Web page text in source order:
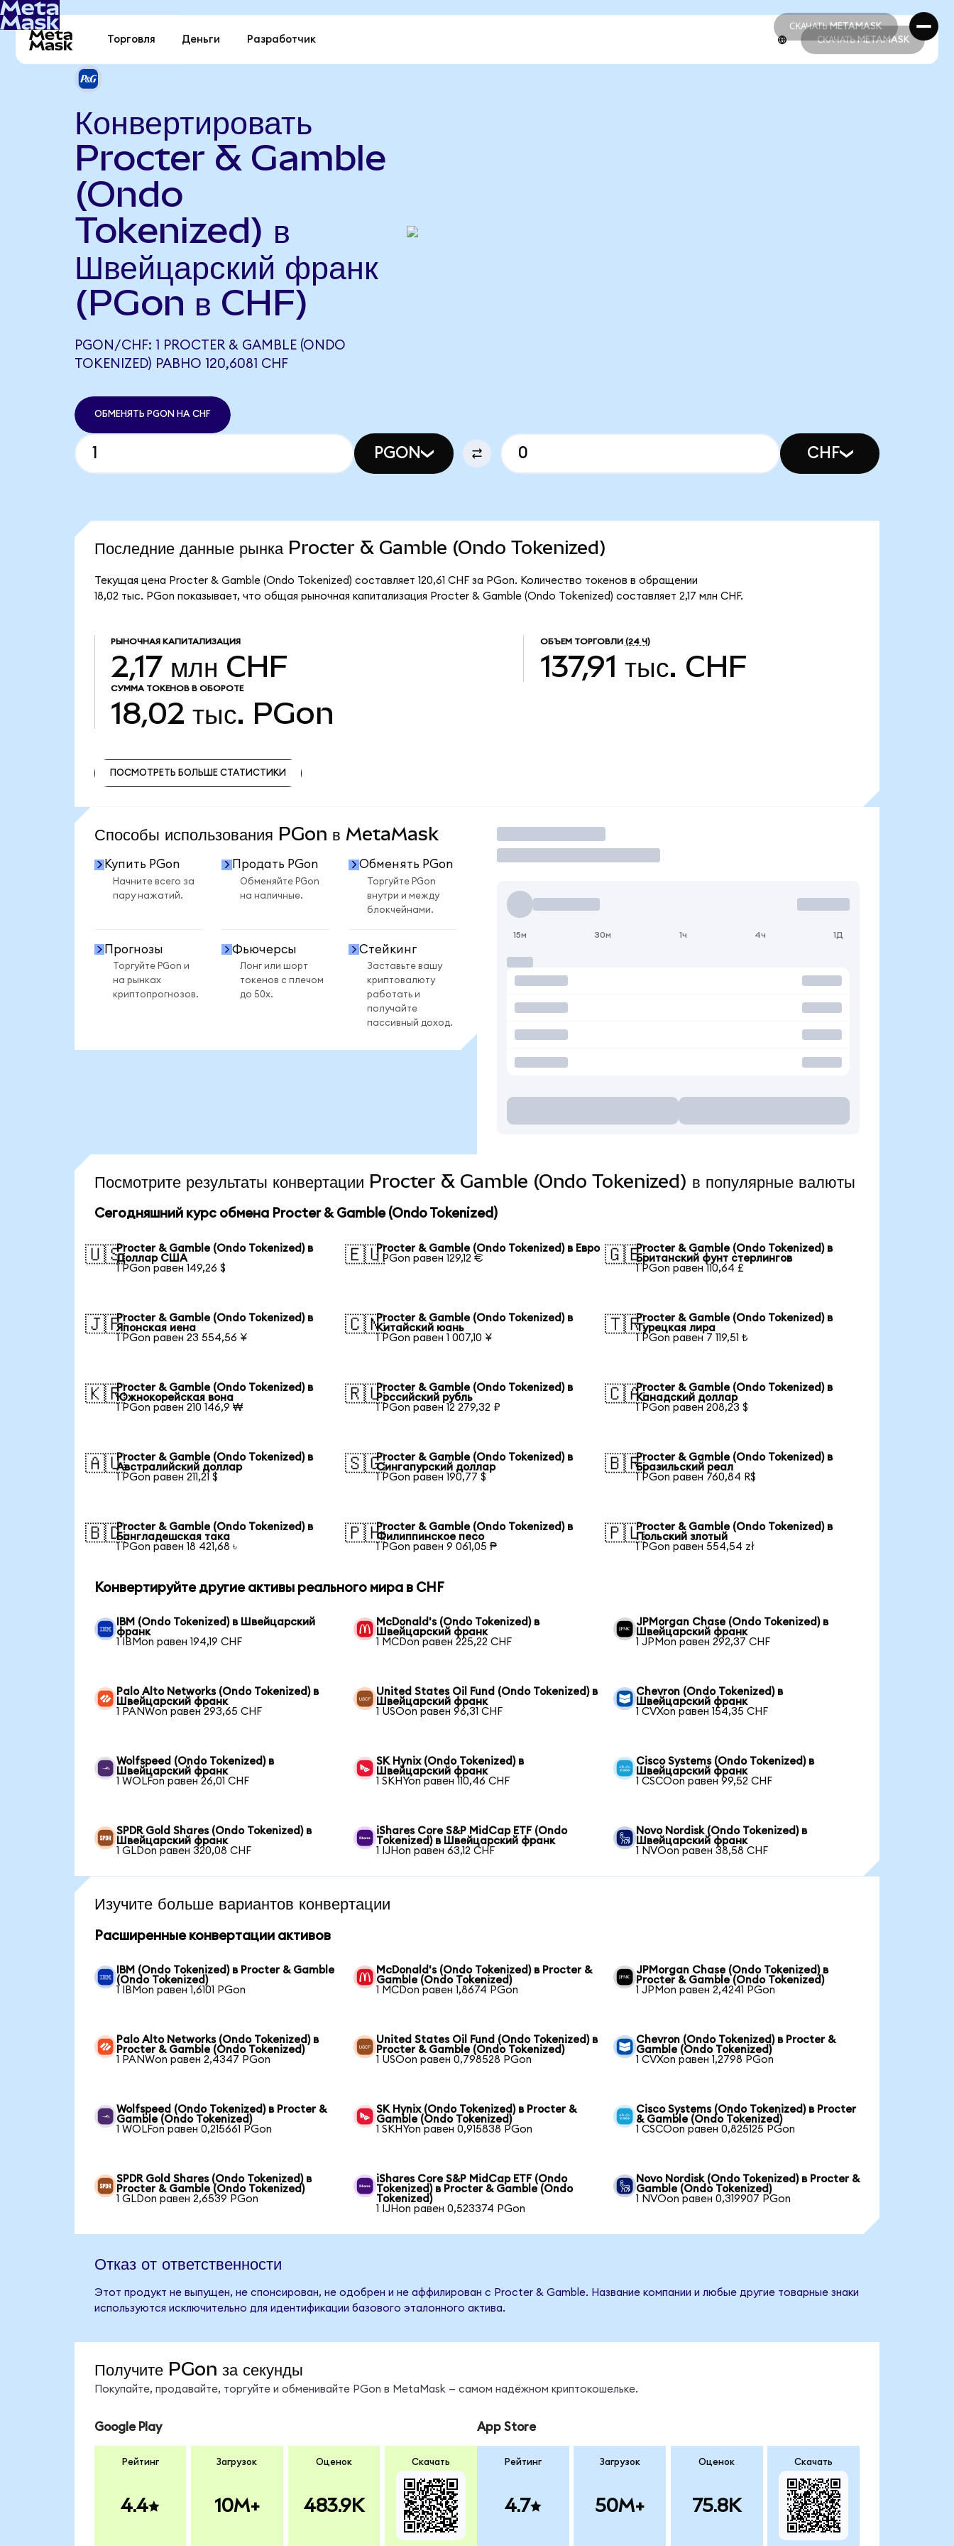
СКАЧАТЬ METAMASK
СКАЧАТЬ METAMASK
Торговля Деньги Разработчик СКАЧАТЬ METAMASK
Конвертировать
Procter & Gamble
(Ondo
Tokenized) в
Швейцарский франк
(PGon в CHF)
PGON/CHF: 1 PROCTER & GAMBLE (ONDO
TOKENIZED) РАВНО 120,6081 CHF
ОБМЕНЯТЬ PGON НА CHF
PGON CHF
Последние данные рынка Procter & Gamble (Ondo Tokenized)
Текущая цена Procter & Gamble (Ondo Tokenized) составляет 120,61 CHF за PGon. Количество токенов в обращении
18,02 тыс. PGon показывает, что общая рыночная капитализация Procter & Gamble (Ondo Tokenized) составляет 2,17 млн CHF.
РЫНОЧНАЯ КАПИТАЛИЗАЦИЯ
2,17 млн CHF
ОБЪЕМ ТОРГОВЛИ (24 Ч)
137,91 тыс. CHF
СУММА ТОКЕНОВ В ОБОРОТЕ
18,02 тыс. PGon
ПОСМОТРЕТЬ БОЛЬШЕ СТАТИСТИКИ
Способы использования PGon в MetaMask
Купить PGon
Начните всего за
пару нажатий.
Продать PGon
Обменяйте PGon
на наличные.
Обменять PGon
Торгуйте PGon
внутри и между
блокчейнами.
Прогнозы
Торгуйте PGon и
на рынках
криптопрогнозов.
Фьючерсы
Лонг или шорт
токенов с плечом
до 50x.
Стейкинг
Заставьте вашу
криптовалюту
работать и
получайте
пассивный доход.
Торговать
15м 30м 1ч 4ч 1Д
Посмотрите результаты конвертации Procter & Gamble (Ondo Tokenized) в популярные валюты
Сегодняшний курс обмена Procter & Gamble (Ondo Tokenized)
🇺🇸Procter & Gamble (Ondo Tokenized) в
Доллар США
1 PGon равен 149,26 $
🇪🇺Procter & Gamble (Ondo Tokenized) в Евро
1 PGon равен 129,12 €
🇬🇧Procter & Gamble (Ondo Tokenized) в
Британский фунт стерлингов
1 PGon равен 110,64 £
🇯🇵Procter & Gamble (Ondo Tokenized) в
Японская иена
1 PGon равен 23 554,56 ¥
🇨🇳Procter & Gamble (Ondo Tokenized) в
Китайский юань
1 PGon равен 1 007,10 ¥
🇹🇷Procter & Gamble (Ondo Tokenized) в
Турецкая лира
1 PGon равен 7 119,51 ₺
🇰🇷Procter & Gamble (Ondo Tokenized) в
Южнокорейская вона
1 PGon равен 210 146,9 ₩
🇷🇺Procter & Gamble (Ondo Tokenized) в
Российский рубль
1 PGon равен 12 279,32 ₽
🇨🇦Procter & Gamble (Ondo Tokenized) в
Канадский доллар
1 PGon равен 208,23 $
🇦🇺Procter & Gamble (Ondo Tokenized) в
Австралийский доллар
1 PGon равен 211,21 $
🇸🇬Procter & Gamble (Ondo Tokenized) в
Сингапурский доллар
1 PGon равен 190,77 $
🇧🇷Procter & Gamble (Ondo Tokenized) в
Бразильский реал
1 PGon равен 760,84 R$
🇧🇩Procter & Gamble (Ondo Tokenized) в
Бангладешская така
1 PGon равен 18 421,68 ৳
🇵🇭Procter & Gamble (Ondo Tokenized) в
Филиппинское песо
1 PGon равен 9 061,05 ₱
🇵🇱Procter & Gamble (Ondo Tokenized) в
Польский злотый
1 PGon равен 554,54 zł
Конвертируйте другие активы реального мира в CHF
IBM (Ondo Tokenized) в Швейцарский
франк
1 IBMon равен 194,19 CHF
McDonald's (Ondo Tokenized) в
Швейцарский франк
1 MCDon равен 225,22 CHF
JPMorgan Chase (Ondo Tokenized) в
Швейцарский франк
1 JPMon равен 292,37 CHF
Palo Alto Networks (Ondo Tokenized) в
Швейцарский франк
1 PANWon равен 293,65 CHF
United States Oil Fund (Ondo Tokenized) в
Швейцарский франк
1 USOon равен 96,31 CHF
Chevron (Ondo Tokenized) в
Швейцарский франк
1 CVXon равен 154,35 CHF
Wolfspeed (Ondo Tokenized) в
Швейцарский франк
1 WOLFon равен 26,01 CHF
SK Hynix (Ondo Tokenized) в
Швейцарский франк
1 SKHYon равен 110,46 CHF
Cisco Systems (Ondo Tokenized) в
Швейцарский франк
1 CSCOon равен 99,52 CHF
SPDR Gold Shares (Ondo Tokenized) в
Швейцарский франк
1 GLDon равен 320,08 CHF
iShares Core S&P MidCap ETF (Ondo
Tokenized) в Швейцарский франк
1 IJHon равен 63,12 CHF
Novo Nordisk (Ondo Tokenized) в
Швейцарский франк
1 NVOon равен 38,58 CHF
Изучите больше вариантов конвертации
Расширенные конвертации активов
IBM (Ondo Tokenized) в Procter & Gamble
(Ondo Tokenized)
1 IBMon равен 1,6101 PGon
McDonald's (Ondo Tokenized) в Procter &
Gamble (Ondo Tokenized)
1 MCDon равен 1,8674 PGon
JPMorgan Chase (Ondo Tokenized) в
Procter & Gamble (Ondo Tokenized)
1 JPMon равен 2,4241 PGon
Palo Alto Networks (Ondo Tokenized) в
Procter & Gamble (Ondo Tokenized)
1 PANWon равен 2,4347 PGon
United States Oil Fund (Ondo Tokenized) в
Procter & Gamble (Ondo Tokenized)
1 USOon равен 0,798528 PGon
Chevron (Ondo Tokenized) в Procter &
Gamble (Ondo Tokenized)
1 CVXon равен 1,2798 PGon
Wolfspeed (Ondo Tokenized) в Procter &
Gamble (Ondo Tokenized)
1 WOLFon равен 0,215661 PGon
SK Hynix (Ondo Tokenized) в Procter &
Gamble (Ondo Tokenized)
1 SKHYon равен 0,915838 PGon
Cisco Systems (Ondo Tokenized) в Procter
& Gamble (Ondo Tokenized)
1 CSCOon равен 0,825125 PGon
SPDR Gold Shares (Ondo Tokenized) в
Procter & Gamble (Ondo Tokenized)
1 GLDon равен 2,6539 PGon
iShares Core S&P MidCap ETF (Ondo
Tokenized) в Procter & Gamble (Ondo
Tokenized)
1 IJHon равен 0,523374 PGon
Novo Nordisk (Ondo Tokenized) в Procter &
Gamble (Ondo Tokenized)
1 NVOon равен 0,319907 PGon
Отказ от ответственности
Этот продукт не выпущен, не спонсирован, не одобрен и не аффилирован с Procter & Gamble. Название компании и любые другие товарные знаки
используются исключительно для идентификации базового эталонного актива.
Получите PGon за секунды
Покупайте, продавайте, торгуйте и обменивайте PGon в MetaMask — самом надёжном криптокошельке.
Google Play
Рейтинг
4.4
Загрузок
10M+
Оценок
483.9K
Скачать
App Store
Рейтинг
4.7
Загрузок
50M+
Оценок
75.8K
Скачать